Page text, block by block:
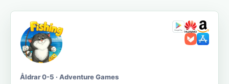
Åldrar 0-5 · Adventure Games